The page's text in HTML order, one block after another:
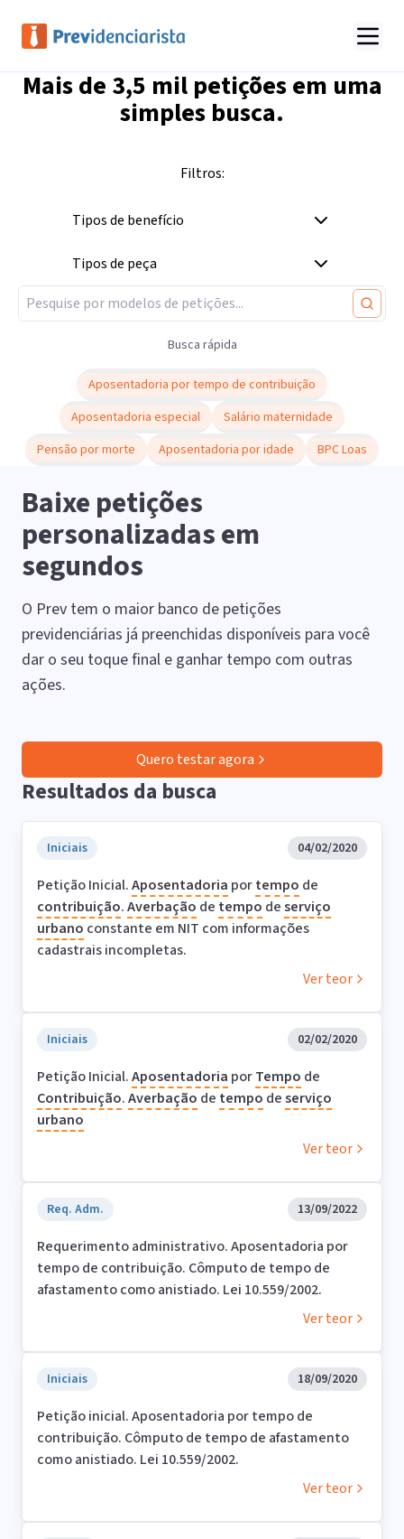
Mais de 3,5 milpetições em uma
simples busca.
Filtros:
Tipos de benefício
Tipos de peça
Busca rápida
Aposentadoria por tempo de contribuição
Aposentadoria especial
Salário maternidade
Pensão por morte
Aposentadoria por idade BPC Loas
Baixe petições
personalizadas em
segundos
O Prev tem o maior banco de petições
previdenciárias já preenchidas disponíveis para você
dar o seu toque final e ganhar tempo com outras
ações.
Quero testar agora
Resultados da busca
Iniciais 04/02/2020
Petição Inicial.Aposentadoria portempo de
contribuição.Averbação de tempo deserviço
urbano constante em NIT com informações
cadastrais incompletas.
Ver teor
Iniciais 02/02/2020
Petição Inicial.Aposentadoria porTempo de
Contribuição.Averbação de tempo deserviço
urbano
Ver teor
Req. Adm. 13/09/2022
Requerimento administrativo. Aposentadoria por
tempo de contribuição. Cômputo de tempo de
afastamento como anistiado. Lei 10.559/2002.
Ver teor
Iniciais 18/09/2020
Petição inicial. Aposentadoria por tempo de
contribuição. Cômputo de tempo de afastamento
como anistiado. Lei 10.559/2002.
Ver teor